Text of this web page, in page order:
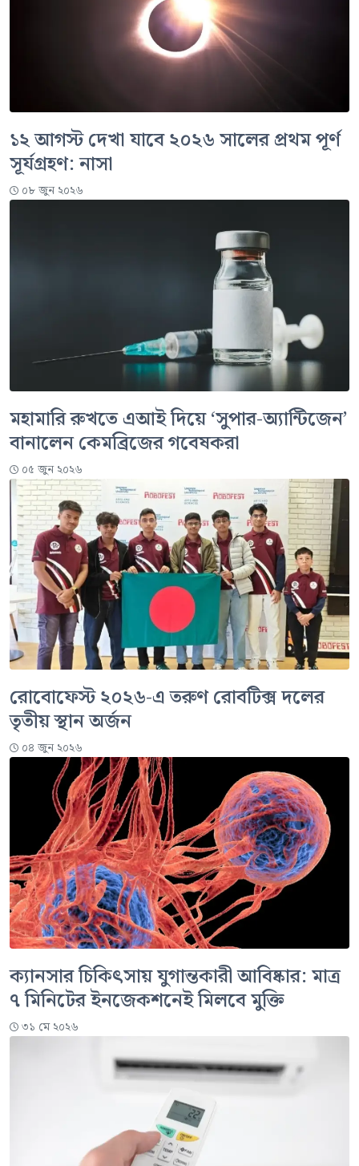
১২ আগস্ট দেখা যাবে ২০২৬ সালের প্রথম পূর্ণ
সূর্যগ্রহণ: নাসা
০৮ জুন ২০২৬
মহামারি রুখতে এআই দিয়ে ‘সুপার-অ্যান্টিজেন’
বানালেন কেমব্রিজের গবেষকরা
০৫ জুন ২০২৬
রোবোফেস্ট ২০২৬-এ তরুণ রোবটিক্স দলের
তৃতীয় স্থান অর্জন
০৪ জুন ২০২৬
ক্যানসার চিকিৎসায় যুগান্তকারী আবিষ্কার: মাত্র
৭ মিনিটের ইনজেকশনেই মিলবে মুক্তি
৩১ মে ২০২৬